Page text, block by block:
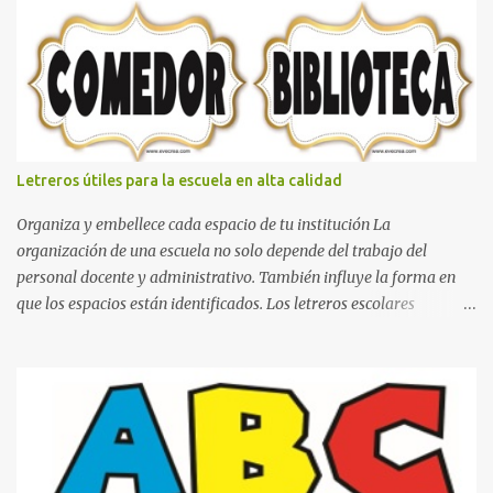
decorar el dormitorio con pósters Cama con diseño de ring de
boxeo Ideas para decoraciones de fiestas infantiles Cosas bonitas
que se pueden hacer con gomas de coche
Letreros útiles para la escuela en alta calidad
Organiza y embellece cada espacio de tu institución La
organización de una escuela no solo depende del trabajo del
personal docente y administrativo. También influye la forma en
que los espacios están identificados. Los letreros escolares
decorativo que hace que la institución luzca más ordenada,
moderna y acogedora. Pensando en esta necesidad, he diseñado
una colección de letreros útiles para la escuela con un estilo
elegante, fácil de leer y listo para imprimir en alta calidad. Su
diseño busca combinar funcionalidad y estética, logrando que